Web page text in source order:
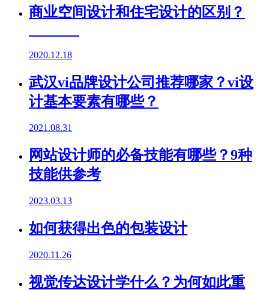
商业空间设计和住宅设计的区别？
2020.12.18
武汉vi品牌设计公司推荐哪家？vi设
计基本要素有哪些？
2021.08.31
网站设计师的必备技能有哪些？9种
技能供参考
2023.03.13
如何获得出色的包装设计
2020.11.26
视觉传达设计学什么？为何如此重